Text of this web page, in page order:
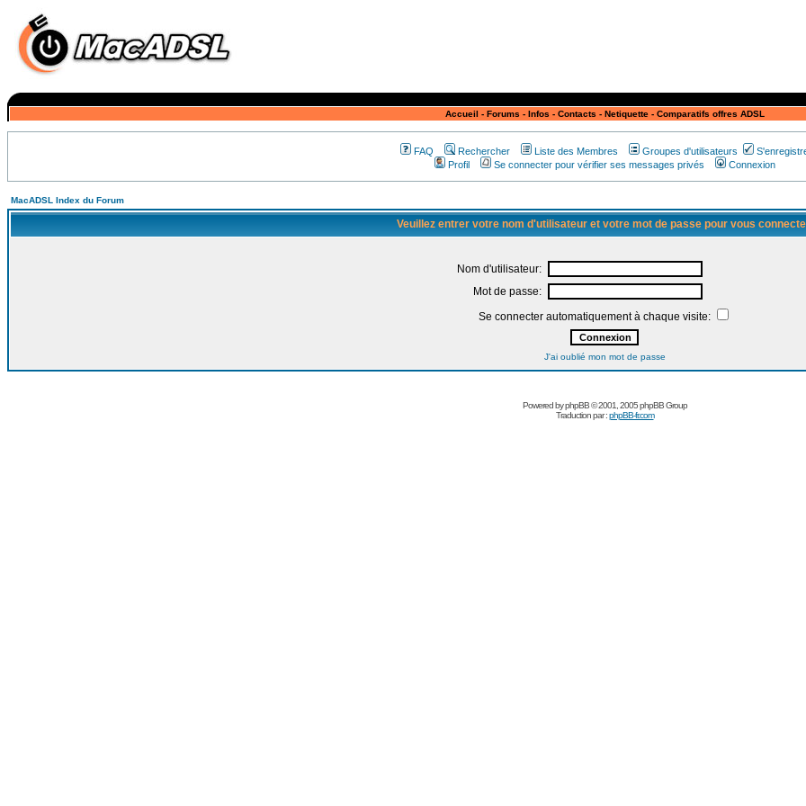
Accueil - Forums - Infos - Contacts - Netiquette- Comparatifs offres ADSL
FAQ Rechercher Liste des Membres Groupes d'utilisateurs
Profil
Se connecter pour vérifier ses messages privés Connexion
MacADSL Index du Forum
Veuillez entrer votre nom d'utilisateur et votre mot de passe pour vous
Nom d'utilisateur:
Mot de passe:
Se connecter automatiquement à chaque visite:
J'ai oublié mon mot de passe
Powered byphpBB© 2001, 2005 phpBB Group
Traduction par :phpBB-fr.com